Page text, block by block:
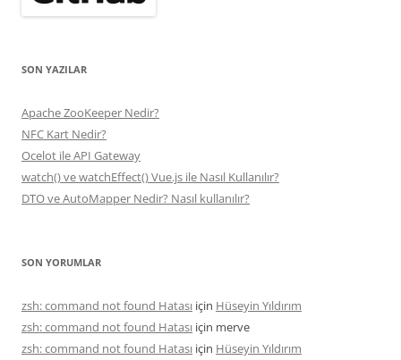
SON YAZILAR
Apache ZooKeeper Nedir?
NFC Kart Nedir?
Ocelot ile API Gateway
watch() ve watchEffect() Vue.js ile Nasıl Kullanılır?
DTO ve AutoMapper Nedir? Nasıl kullanılır?
SON YORUMLAR
zsh: command not found Hatası için Hüseyin Yıldırım
zsh: command not found Hatası için merve
zsh: command not found Hatası için Hüseyin Yıldırım